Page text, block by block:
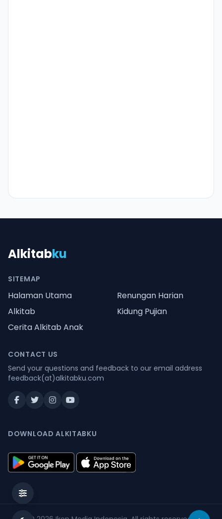
Alkitabku
SITEMAP
Halaman Utama
Renungan Harian
Alkitab
Kidung Pujian
Cerita Alkitab Anak
CONTACT US
Send your questions and feedback to our email address
feedback(at)alkitabku.com
DOWNLOAD ALKITABKU